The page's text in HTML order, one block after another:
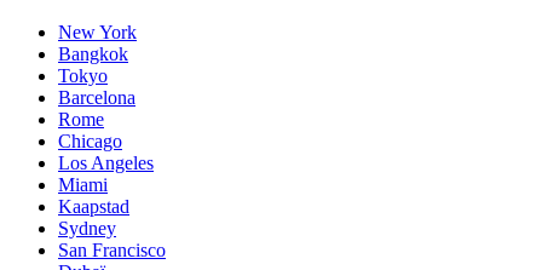
New York
Bangkok
Tokyo
Barcelona
Rome
Chicago
Los Angeles
Miami
Kaapstad
Sydney
San Francisco